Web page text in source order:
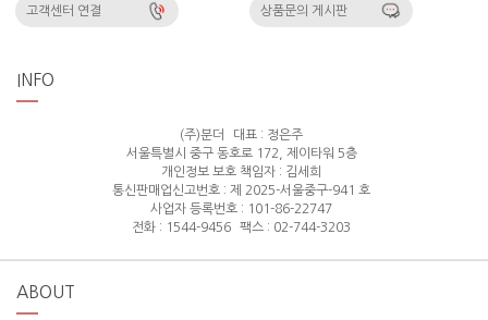
고객센터 연결 상품문의 게시판
INFO
(주)분더
대표 : 정은주
서울특별시 중구 동호로 172, 제이타워 5층
개인정보 보호 책임자 : 김세희
통신판매업신고번호 : 제 2025-서울중구-941 호
사업자 등록번호 : 101-86-22747
전화 : 1544-9456
팩스 : 02-744-3203
ABOUT